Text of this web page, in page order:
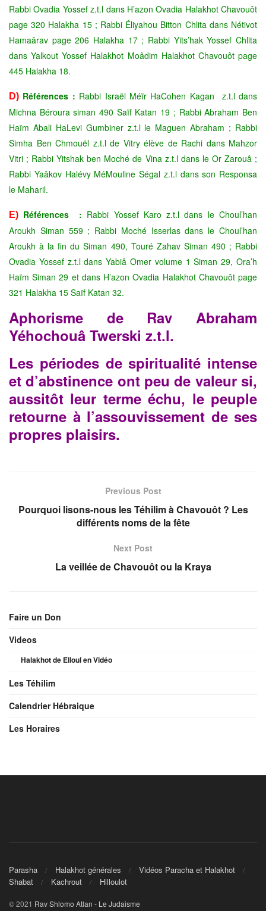
Rabbi Ovadia Yossef z.t.l dans H’azon Ovadia Halakhot Chavouôt
page 320 Halakha 15 ; Rabbi Éliyahou Bitton Chlita dans Nétivot
Hamaârav page 206 Halakha 17 ; Rabbi Yits’hak Yossef Chlita
dans Yalkout Yossef Halakhot Moâdim Halakhot Chavouôt page
445 Halakha 18.
D) Références : Rabbi Israël Méïr HaCohen Kagan z.t.l dans
Michna Béroura siman 490 Saïf Katan 19 ; Rabbi Abraham Ben
Haïm Abali HaLevi Gumbiner z.t.l le Maguen Abraham ; Rabbi
Simha Ben Chmouël z.t.l de Vitry élève de Rachi dans Mahzor
Vitri ; Rabbi Yitshak ben Moché de Vina z.t.l dans le Or Zarouâ ;
Rabbi Yaâkov Halévy MéMouline Ségal z.t.l dans son Responsa
le Maharil.
E) Références : Rabbi Yossef Karo z.t.l dans le Choul’han
Aroukh Siman 559 ; Rabbi Moché Isserlas dans le Choul’han
Aroukh à la fin du Siman 490, Touré Zahav Siman 490 ; Rabbi
Ovadia Yossef z.t.l dans Yabiâ Omer volume 1 Siman 29, Ora’h
Haïm Siman 29 et dans H’azon Ovadia Halakhot Chavouôt page
321 Halakha 15 Saïf Katan 32.
Aphorisme de Rav Abraham
Yéhochouâ Twerski z.t.l.
Les périodes de spiritualité intense
et d’abstinence ont peu de valeur si,
aussitôt leur terme échu, le peuple
retourne à l’assouvissement de ses
propres plaisirs.
Previous Post
Pourquoi lisons-nous les Téhilim à Chavouôt ? Les
différents noms de la fête
Next Post
La veillée de Chavouôt ou la Kraya
Faire un Don
Videos
Halakhot de Elloul en Vidéo
Les Téhilim
Calendrier Hébraique
Les Horaires
Parasha Halakhot générales
Vidéos Paracha et Halakhot
Shabat
Kachrout Hilloulot
© 2021 Rav Shlomo Atlan - Le Judaisme